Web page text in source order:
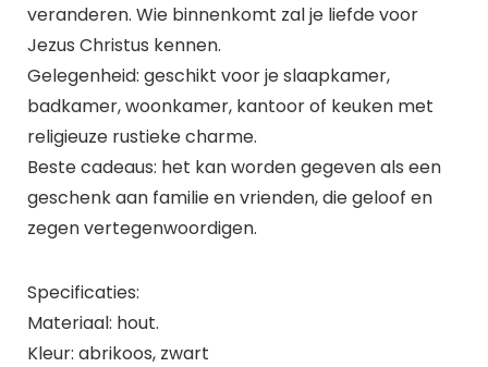
veranderen. Wie binnenkomt zal je liefde voor
Jezus Christus kennen.
Gelegenheid: geschikt voor je slaapkamer,
badkamer, woonkamer, kantoor of keuken met
religieuze rustieke charme.
Beste cadeaus: het kan worden gegeven als een
geschenk aan familie en vrienden, die geloof en
zegen vertegenwoordigen.
Specificaties:
Materiaal: hout.
Kleur: abrikoos, zwart